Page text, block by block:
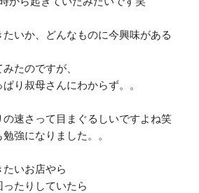
いか、どんなものに今興味がある
たのですが、
り叔母さんにわからず。。
速さって目まぐるしいですよね笑
強になりました。。
いお店やら
たりしていたら